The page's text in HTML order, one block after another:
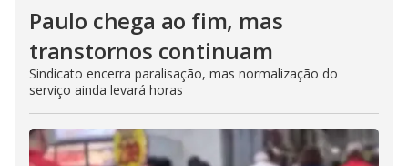
Paulo chega ao fim, mas
transtornos continuam
Sindicato encerra paralisação, mas normalização do
serviço ainda levará horas